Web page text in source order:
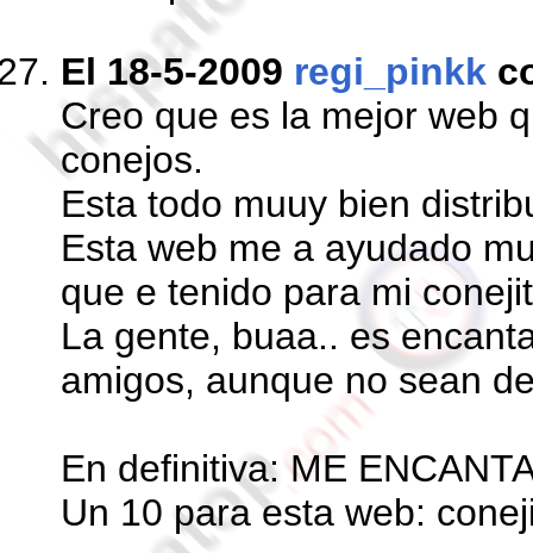
El 18-5-2009 regi_pinkk
Creo que es la mejor web
conejos.
Esta todo muuy bien
Esta web me a ayudado
que e tenido para mi
La gente, buaa.. es
amigos, aunque no sean
En definitiva: ME
Un 10 para esta web: